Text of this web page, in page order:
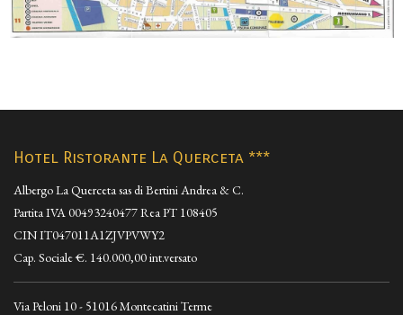
Hotel Ristorante La Querceta ***
Albergo La Querceta sas di Bertini Andrea & C.
Partita IVA 00493240477 Rea PT 108405
CIN IT047011A1ZJVPVWY2
Cap. Sociale €. 140.000,00 int.versato
Via Peloni 10 - 51016 Montecatini Terme